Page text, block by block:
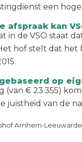
een
afspraak kan
in de VSO staat
hof stelt dat het
op
(van € 23.355)
juistheid van de
Arnhem-